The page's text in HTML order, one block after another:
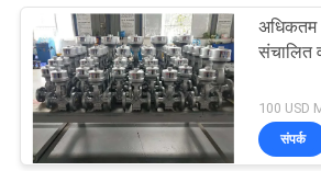
अधिकतम
संचालित
100 USD
संपर्क